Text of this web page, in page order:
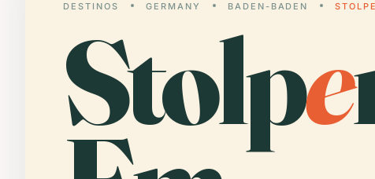
DESTINOS GERMANY BADEN-BADEN
Stolpe